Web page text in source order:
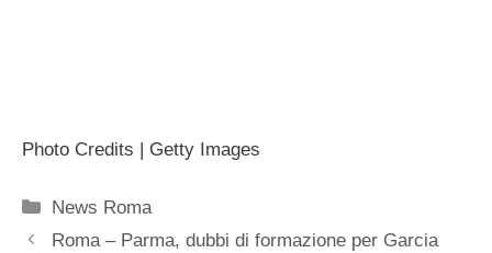
Photo Credits | Getty Images
Categorie
News Roma
Roma – Parma, dubbi di formazione per Garcia